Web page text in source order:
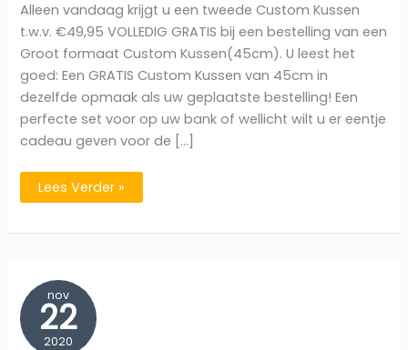
Alleen vandaag krijgt u een tweede Custom Kussen
t.w.v. €49,95 VOLLEDIG GRATIS bij een bestelling van een
Groot formaat Custom Kussen(45cm). U leest het
goed: Een GRATIS Custom Kussen van 45cm in
dezelfde opmaak als uw geplaatste bestelling! Een
perfecte set voor op uw bank of wellicht wilt u er eentje
cadeau geven voor de […]
BLACK
FRIDAY
5:
Kussens
1+1
GRATIS
Lees Verder »
nov
22
2020